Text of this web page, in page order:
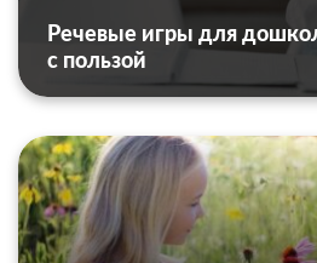
Речевые игры для
с пользой